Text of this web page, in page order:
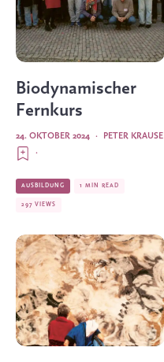
Biodynamischer
Fernkurs
PETER KRAUSE
·
24. OKTOBER 2024
·
AUSBILDUNG 1 MIN READ
297 VIEWS